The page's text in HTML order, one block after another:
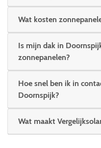
Wat kosten
Is mijn dak in
zonnepanelen?
Hoe snel ben ik in
Doornspijk?
Wat maakt